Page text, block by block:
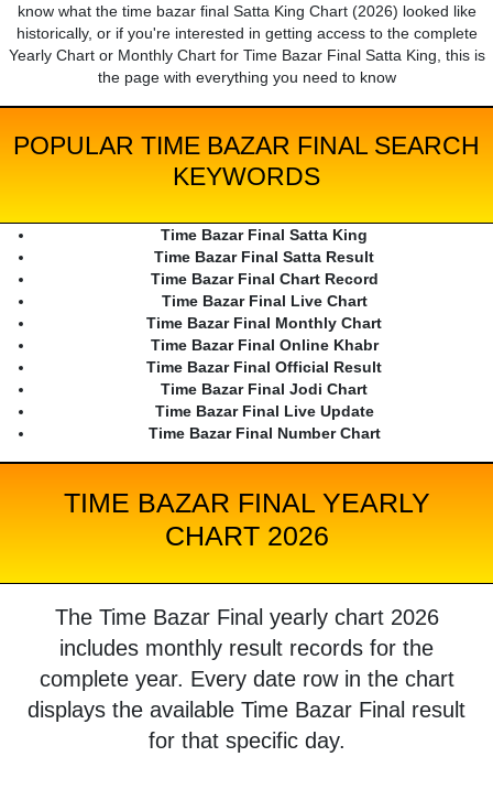
know what the time bazar final Satta King Chart (2026) looked like
historically, or if you're interested in getting access to the complete
Yearly Chart or Monthly Chart for Time Bazar Final Satta King, this is
the page with everything you need to know
POPULAR TIME BAZAR FINAL SEARCH
KEYWORDS
Time Bazar Final Satta King
Time Bazar Final Satta Result
Time Bazar Final Chart Record
Time Bazar Final Live Chart
Time Bazar Final Monthly Chart
Time Bazar Final Online Khabr
Time Bazar Final Official Result
Time Bazar Final Jodi Chart
Time Bazar Final Live Update
Time Bazar Final Number Chart
TIME BAZAR FINAL YEARLY
CHART 2026
The Time Bazar Final yearly chart 2026
includes monthly result records for the
complete year. Every date row in the chart
displays the available Time Bazar Final result
for that specific day.